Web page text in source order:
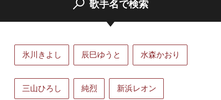
歌手名で検索
氷川きよし 辰巳ゆうと 水森かおり
三山ひろし 純烈 新浜レオン